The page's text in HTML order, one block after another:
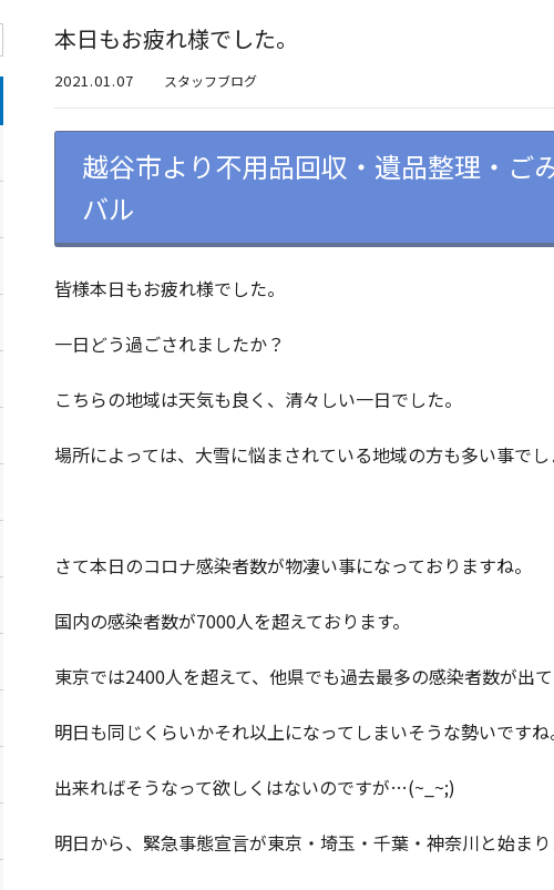
本日もお疲れ様でした。
2021.01.07 スタッフブログ
越谷市より不用品回収・遺品整理・ご
バル
皆様本日もお疲れ様でした。
一日どう過ごされましたか？
こちらの地域は天気も良く、清々しい一日でした。
場所によっては、大雪に悩まされている地域の方も多い事でし
さて本日のコロナ感染者数が物凄い事になっておりますね。
国内の感染者数が7000人を超えております。
東京では2400人を超えて、他県でも過去最多の感染者数が出
明日も同じくらいかそれ以上になってしまいそうな勢いですね
出来ればそうなって欲しくはないのですが…(~_~;)
明日から、緊急事態宣言が東京・埼玉・千葉・神奈川と始まり